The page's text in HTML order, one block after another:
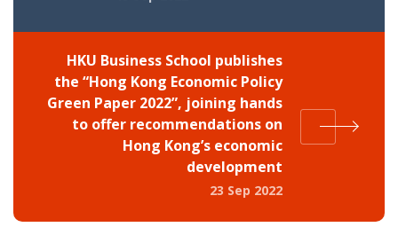
HKU Business School publishes
the “Hong Kong Economic Policy
Green Paper 2022”, joining hands
to offer recommendations on
Hong Kong’s economic
development
23 Sep 2022